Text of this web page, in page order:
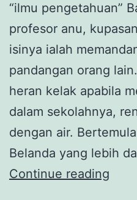
“ilmu pengetahuan”
profesor anu,
isinya ialah
pandangan orang
heran kelak apabila
dalam sekolahnya,
dengan air.
Belanda yang lebih
Continue reading